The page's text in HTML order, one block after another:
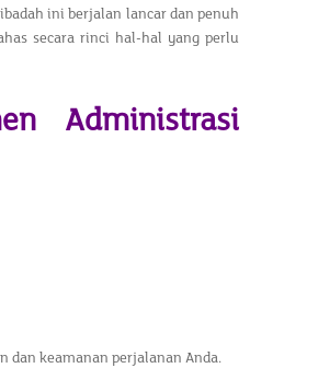
ini berjalan lancar dan penuh
secara rinci hal-hal yang perlu
Administrasi
keamanan perjalanan Anda.